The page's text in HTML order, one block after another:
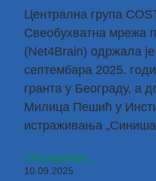
Централна група
Свеобухватна мрежа
(Net4Brain) одржала је
септембара 2025.
гранта у Београду, а
Милица Пешић у
истраживања „Синиша
Опширније...
10.09.2025